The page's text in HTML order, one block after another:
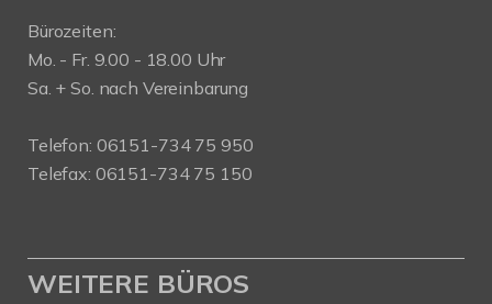
Bürozeiten:
Mo. - Fr. 9.00 - 18.00 Uhr
Sa. + So. nach Vereinbarung
Telefon: 06151-734 75 950
Telefax: 06151-734 75 150
WEITERE BÜROS